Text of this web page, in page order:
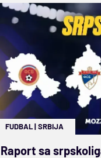
FUDBAL|SRBIJA
Raport sa